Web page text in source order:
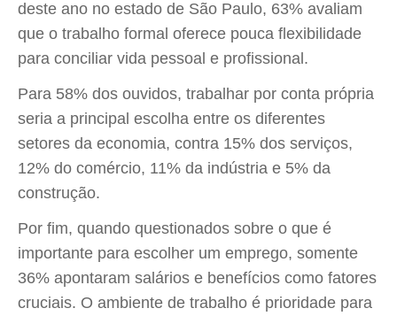
deste ano no estado de São Paulo, 63% avaliam
que o trabalho formal oferece pouca flexibilidade
para conciliar vida pessoal e profissional.
Para 58% dos ouvidos, trabalhar por conta própria
seria a principal escolha entre os diferentes
setores da economia, contra 15% dos serviços,
12% do comércio, 11% da indústria e 5% da
construção.
Por fim, quando questionados sobre o que é
importante para escolher um emprego, somente
36% apontaram salários e benefícios como fatores
cruciais. O ambiente de trabalho é prioridade para